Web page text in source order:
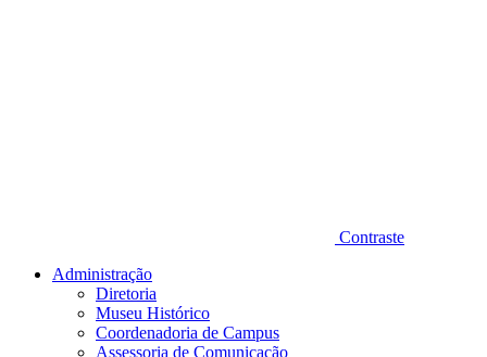
Contraste
Administração
Diretoria
Museu Histórico
Coordenadoria de Campus
Assessoria de Comunicação